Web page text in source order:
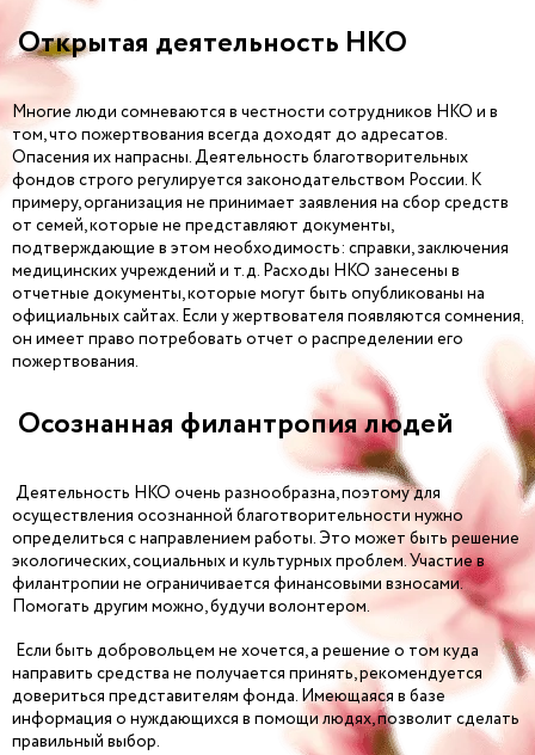
Открытая деятельность НКО
Многие люди сомневаются в честности сотрудников НКО и в
том, что пожертвования всегда доходят до адресатов.
Опасения их напрасны. Деятельность благотворительных
фондов строго регулируется законодательством России. К
примеру, организация не принимает заявления на сбор средств
от семей, которые не представляют документы,
подтверждающие в этом необходимость: справки, заключения
медицинских учреждений и т.д. Расходы НКО занесены в
отчетные документы, которые могут быть опубликованы на
официальных сайтах. Если у жертвователя появляются сомнения,
он имеет право потребовать отчет о распределении его
пожертвования.
Осознанная филантропия людей
Деятельность НКО очень разнообразна, поэтому для
осуществления осознанной благотворительности нужно
определиться с направлением работы. Это может быть решение
экологических, социальных и культурных проблем. Участие в
филантропии не ограничивается финансовыми взносами.
Помогать другим можно, будучи волонтером.
Если быть добровольцем не хочется, а решение о том куда
направить средства не получается принять, рекомендуется
довериться представителям фонда. Имеющаяся в базе
информация о нуждающихся в помощи людях, позволит сделать
правильный выбор.